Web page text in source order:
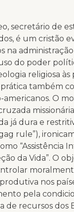
secretário de
é um cristão
na
do poder
religiosa às
também
americanos. O
já dura e
rule”),
“Assistência
da Vida”. O
nos
pela
de recursos dos